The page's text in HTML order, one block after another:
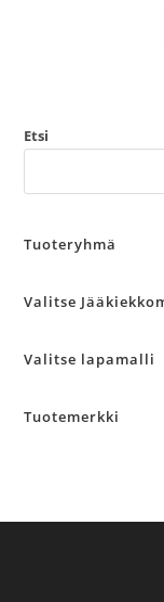
Etsi
Tuoteryhmä
Valitse
Valitse lapamalli
Tuotemerkki